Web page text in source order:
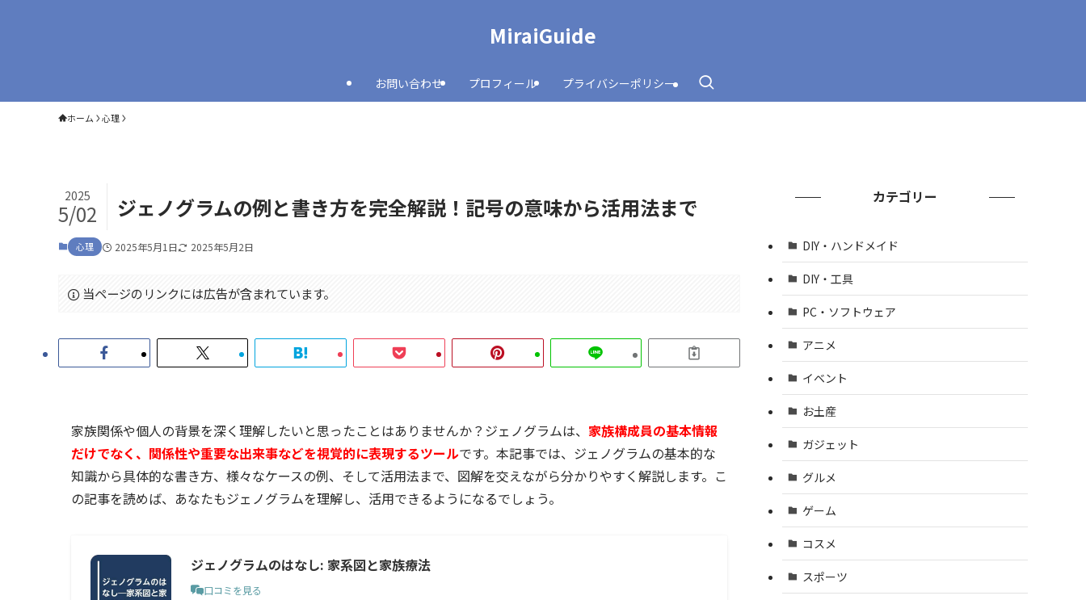
MiraiGuide
お問い合わせ プロフィール プライバシーポリシー
ホーム 心理
ジェノグラムの例と書き方を完全解説！記号の意味から活用法まで
2025
5/02
心理 2025年5月1日 2025年5月2日
当ページのリンクには広告が含まれています。
家族関係や個人の背景を深く理解したいと思ったことはありませんか？ジェノグラムは、 家族構成員の基本情報
だけでなく、関係性や重要な出来事などを視覚的に表現するツールです。本記事では、ジェノグラムの基本的な
知識から具体的な書き方、様々なケースの例、そして活用法まで、図解を交えながら分かりやすく解説します。こ
の記事を読めば、あなたもジェノグラムを理解し、活用できるようになるでしょう。
ジェノグラムのはなし: 家系図と家族療法
口コミを見る
カテゴリー
DIY・ハンドメイド
DIY・工具
PC・ソフトウェア
アニメ
イベント
お土産
ガジェット
グルメ
ゲーム
コスメ
スポーツ